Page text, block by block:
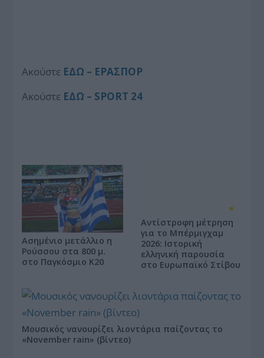
Aκούστε ΕΔΩ – ΕΡΑΣΠΟΡ
Aκούστε ΕΔΩ – SPORT 24
Ασημένιο μετάλλιο η
Ρούσσου στα 800 μ.
στο Παγκόσμιο Κ20
Αντίστροφη μέτρηση
για το Μπέρμιγχαμ
2026: Ιστορική
ελληνική παρουσία
στο Ευρωπαϊκό Στίβου
Μουσικός νανουρίζει λιοντάρια παίζοντας το
«November rain» (βίντεο)